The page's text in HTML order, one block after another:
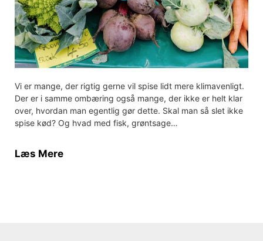
Vi er mange, der rigtig gerne vil spise lidt mere klimavenligt.
Der er i samme ombæring også mange, der ikke er helt klar
over, hvordan man egentlig gør dette. Skal man så slet ikke
spise kød? Og hvad med fisk, grøntsage…
Læs Mere